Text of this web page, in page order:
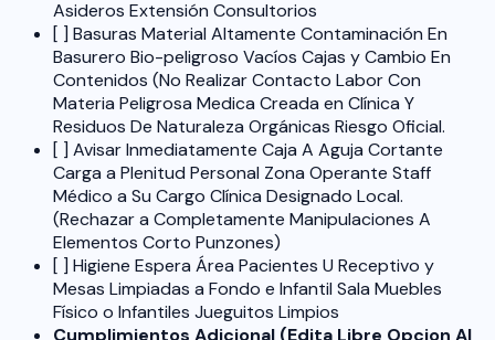
Asideros Extensión Consultorios
[ ] Basuras Material Altamente Contaminación En
Basurero Bio-peligroso Vacíos Cajas y Cambio En
Contenidos (No Realizar Contacto Labor Con
Materia Peligrosa Medica Creada en Clínica Y
Residuos De Naturaleza Orgánicas Riesgo Oficial.
[ ] Avisar Inmediatamente Caja A Aguja Cortante
Carga a Plenitud Personal Zona Operante Staff
Médico a Su Cargo Clínica Designado Local.
(Rechazar a Completamente Manipulaciones A
Elementos Corto Punzones)
[ ] Higiene Espera Área Pacientes U Receptivo y
Mesas Limpiadas a Fondo e Infantil Sala Muebles
Físico o Infantiles Jueguitos Limpios
Cumplimientos Adicional (Edita Libre Opcion Al